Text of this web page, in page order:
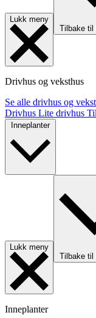
Lukk meny
Tilbake til
Drivhus og veksthus
Se alle drivhus og
Drivhus Lite drivhus
Inneplanter
Lukk meny
Tilbake til
Inneplanter